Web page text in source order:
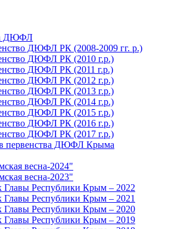
ДЮФЛ
ДЮФЛ РК (2008-2009 гг. р.)
ДЮФЛ РК (2010 г.р.)
ДЮФЛ РК (2011 г.р.)
ДЮФЛ РК (2012 г.р.)
ДЮФЛ РК (2013 г.р.)
ДЮФЛ РК (2014 г.р.)
ДЮФЛ РК (2015 г.р.)
ДЮФЛ РК (2016 г.р.)
ДЮФЛ РК (2017 г.р.)
первенства ДЮФЛ Крыма
весна-2024"
весна-2023"
Главы Республики Крым – 2022
Главы Республики Крым – 2021
Главы Республики Крым – 2020
Главы Республики Крым – 2019